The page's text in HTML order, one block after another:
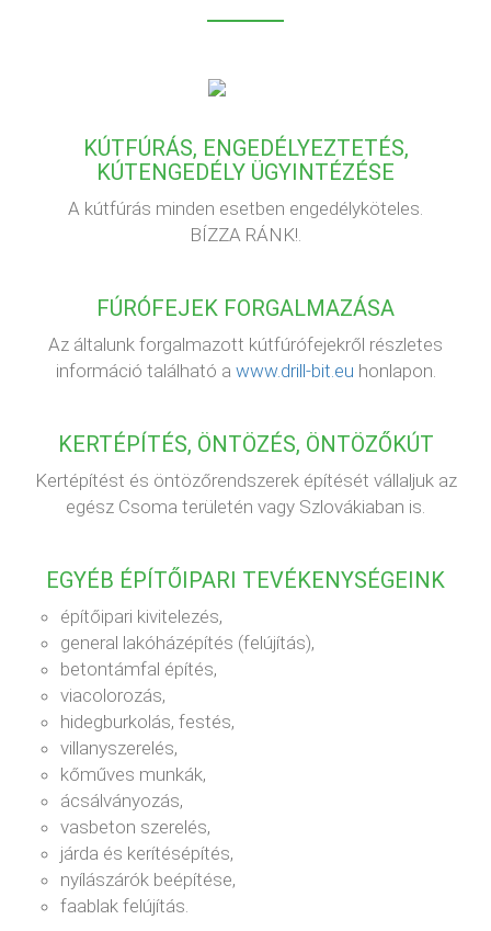
KÚTFÚRÁS, ENGEDÉLYEZTETÉS,
KÚTENGEDÉLY ÜGYINTÉZÉSE
A kútfúrás minden esetben engedélyköteles.
BÍZZA RÁNK!.
FÚRÓFEJEK FORGALMAZÁSA
Az általunk forgalmazott kútfúrófejekről részletes
információ található a www.drill-bit.eu honlapon.
KERTÉPÍTÉS, ÖNTÖZÉS, ÖNTÖZŐKÚT
Kertépítést és öntözőrendszerek építését vállaljuk az
egész Csoma területén vagy Szlovákiaban is.
EGYÉB ÉPÍTŐIPARI TEVÉKENYSÉGEINK
építőipari kivitelezés,
general lakóházépítés (felújítás),
betontámfal építés,
viacolorozás,
hidegburkolás, festés,
villanyszerelés,
kőműves munkák,
ácsálványozás,
vasbeton szerelés,
járda és kerítésépítés,
nyílászárók beépítése,
faablak felújítás.